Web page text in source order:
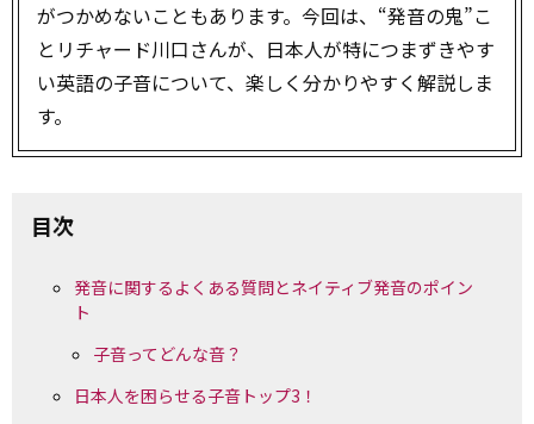
がつかめないこともあります。今回は、“発音の鬼”こ
とリチャード川口さんが、日本人が特につまずきやす
い英語の子音について、楽しく分かりやすく解説しま
す。
目次
発音に関するよくある質問とネイティブ発音のポイン
ト
子音ってどんな音？
日本人を困らせる子音トップ3！